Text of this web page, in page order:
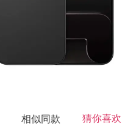
相似同款 猜你喜欢